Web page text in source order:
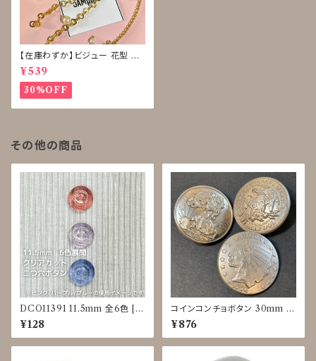
【在庫わずか】ビジュー 花型 ボ
タン 再販なし
¥539
30%OFF
その他の商品
DCO11391 11.5mm 全6色 [ク
リアカラー] [縁あり] [二つ穴ボ
タン]
¥128
コインコンチョボタン 30mm J
DP-0017
¥876